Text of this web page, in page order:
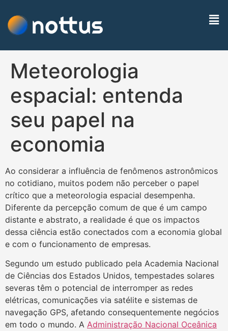
Meteorologia
espacial: entenda
seu papel na
economia
Ao considerar a influência de fenômenos astronômicos
no cotidiano, muitos podem não perceber o papel
crítico que a meteorologia espacial desempenha.
Diferente da percepção comum de que é um campo
distante e abstrato, a realidade é que os impactos
dessa ciência estão conectados com a economia global
e com o funcionamento de empresas.
Segundo um estudo publicado pela Academia Nacional
de Ciências dos Estados Unidos, tempestades solares
severas têm o potencial de interromper as redes
elétricas, comunicações via satélite e sistemas de
navegação GPS, afetando consequentemente negócios
em todo o mundo. A Administração Nacional Oceânica